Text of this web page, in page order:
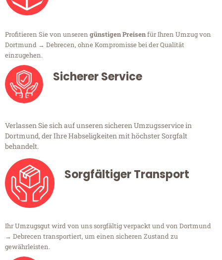
Profitieren Sie von unseren günstigen Preisenfür Ihren Umzug von
Dortmund → Debrecen, ohne Kompromisse bei der Qualität
einzugehen.
Sicherer Service
Verlassen Sie sich auf unseren sicheren Umzugsservice in
Dortmund, der Ihre Habseligkeiten mit höchster Sorgfalt
behandelt.
Sorgfältiger Transport
Ihr Umzugsgut wird von uns sorgfältig verpackt und von Dortmund
→ Debrecen transportiert, um einen sicheren Zustand zu
gewährleisten.